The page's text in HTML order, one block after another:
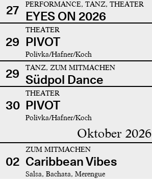
27 PERFORMANCE, TANZ, THEATER
EYES ON 2026
29
THEATER
PIVOT
Polivka/Hafner/Koch
29 TANZ, ZUM MITMACHEN
Südpol Dance
30
THEATER
PIVOT
Polivka/Hafner/Koch
Oktober 2026
02
ZUM MITMACHEN
Caribbean Vibes
Salsa, Bachata, Merengue